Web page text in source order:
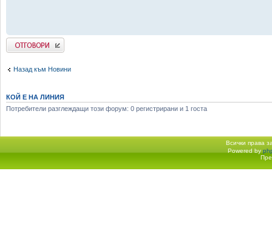
Добави отговор
Назад към Новини
КОЙ Е НА ЛИНИЯ
Потребители разглеждащи този форум: 0 регистрирани и 1 госта
Всички права
Начало форум Powered by